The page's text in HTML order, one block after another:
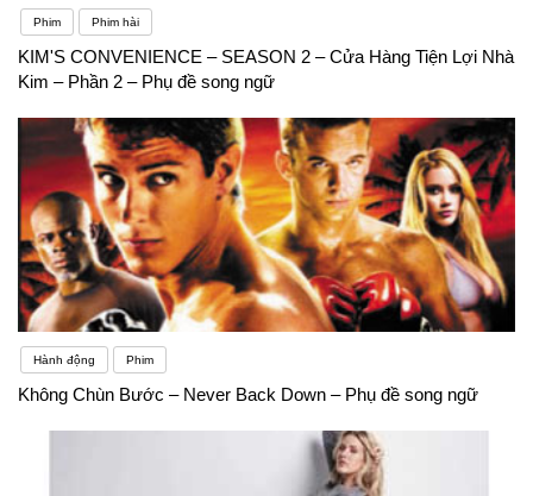
Phim Phim hài
KIM'S CONVENIENCE – SEASON 2 – Cửa Hàng Tiện Lợi Nhà
Kim – Phần 2 – Phụ đề song ngữ
Hành động Phim
Không Chùn Bước – Never Back Down – Phụ đề song ngữ